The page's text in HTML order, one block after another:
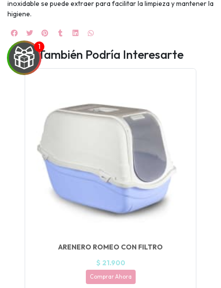
inoxidable se puede extraer para facilitar la limpieza y mantener la
higiene.
También Podría Interesarte
ARENERO ROMEO CON FILTRO
$ 21.900
Comprar Ahora